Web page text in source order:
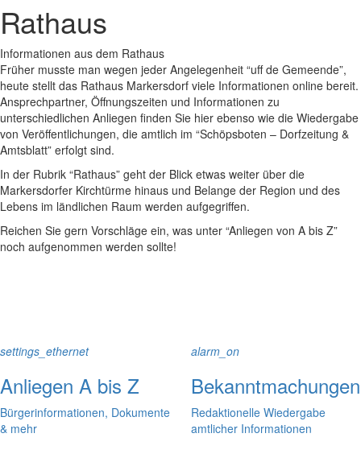
Rathaus
Informationen aus dem Rathaus
Früher musste man wegen jeder Angelegenheit “uff de Gemeende”,
heute stellt das Rathaus Markersdorf viele Informationen online bereit.
Ansprechpartner, Öffnungszeiten und Informationen zu
unterschiedlichen Anliegen finden Sie hier ebenso wie die Wiedergabe
von Veröffentlichungen, die amtlich im “Schöpsboten – Dorfzeitung &
Amtsblatt” erfolgt sind.
In der Rubrik “Rathaus” geht der Blick etwas weiter über die
Markersdorfer Kirchtürme hinaus und Belange der Region und des
Lebens im ländlichen Raum werden aufgegriffen.
Reichen Sie gern Vorschläge ein, was unter “Anliegen von A bis Z”
noch aufgenommen werden sollte!
settings_ethernet
Anliegen A bis Z
Bürgerinformationen, Dokumente
& mehr
alarm_on
Bekanntmachungen
Redaktionelle Wiedergabe
amtlicher Informationen